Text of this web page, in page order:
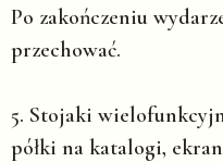
Po zakończeniu
przechować.
5. Stojaki
półki na katalogi,